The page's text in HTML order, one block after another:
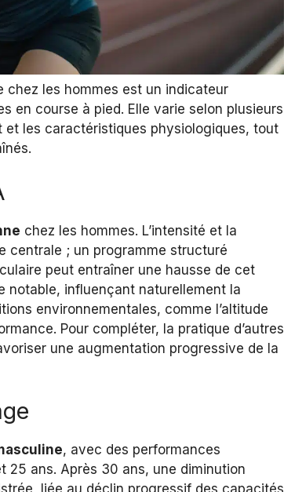
chez les hommes est un indicateur
en course à pied. Elle varie selon plusieurs
et les caractéristiques physiologiques, tout
chez les hommes. L’intensité et la
centrale ; un programme structuré
peut entraîner une hausse de cet
notable, influençant naturellement la
environnementales, comme l’altitude
Pour compléter, la pratique d’autres
une augmentation progressive de la
, avec des performances
25 ans. Après 30 ans, une diminution